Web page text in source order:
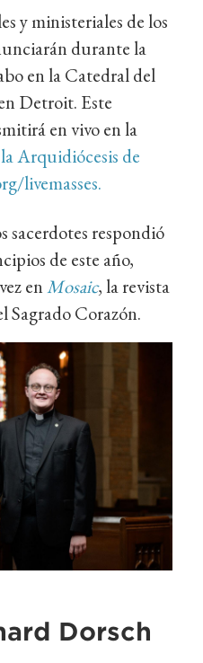
y ministeriales de los
durante la
en la Catedral del
Detroit. Este
en vivo en la
Arquidiócesis de
livemasses.
sacerdotes respondió
de este año,
enMosaic, la revista
Sagrado Corazón.
Dorsch